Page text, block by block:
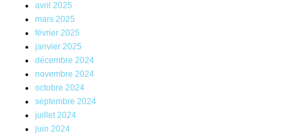
avril 2025
mars 2025
février 2025
janvier 2025
décembre 2024
novembre 2024
octobre 2024
septembre 2024
juillet 2024
juin 2024